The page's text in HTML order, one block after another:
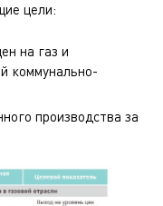
цели:
на газ и
коммунально-
производства за